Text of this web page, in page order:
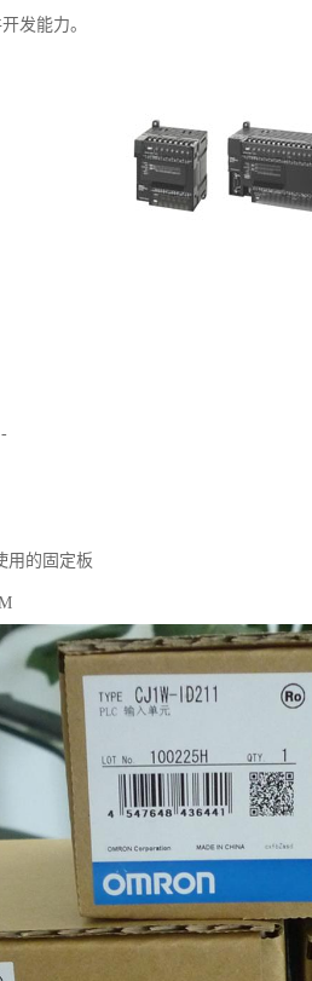
发能力。
用的固定板